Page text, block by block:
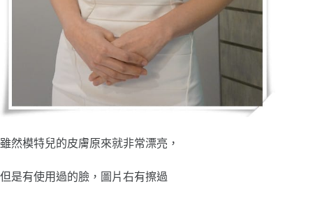
雖然模特兒的皮膚原來就非常漂亮，
但是有使用過的臉，圖片右有擦過